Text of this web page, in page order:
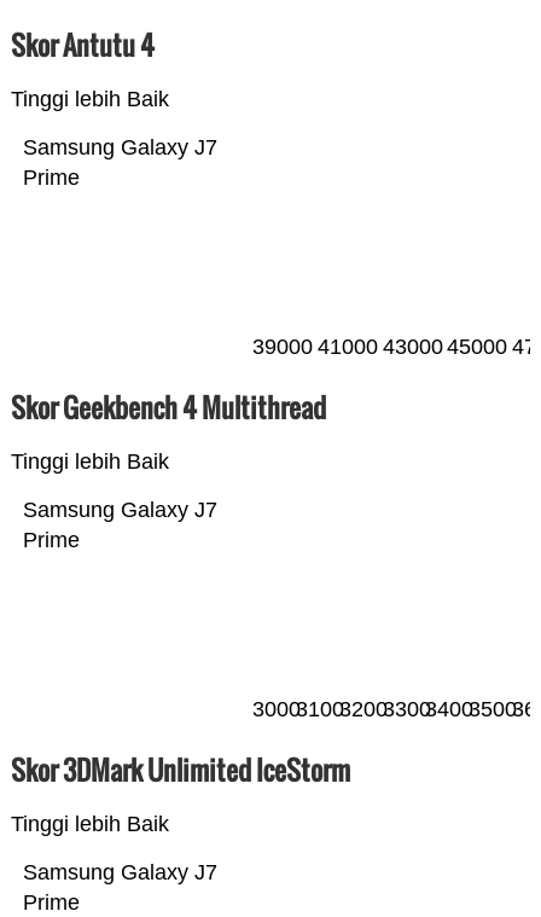
Skor Antutu 4
Tinggi lebih Baik
Samsung Galaxy J7
Prime
39000 41000 4300045000
Skor Geekbench 4 Multithread
Tinggi lebih Baik
Samsung Galaxy J7
Prime
300031003200330034003500
Skor 3DMark Unlimited IceStorm
Tinggi lebih Baik
Samsung Galaxy J7
Prime